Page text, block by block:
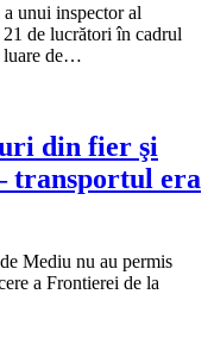
unui inspector al
de lucrători în cadrul
luare de…
din fier şi
transportul era
Mediu nu au permis
a Frontierei de la